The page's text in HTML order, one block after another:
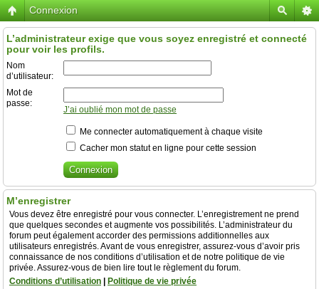
Connexion
L’administrateur exige que vous soyez enregistré et connecté
pour voir les profils.
Nom
d’utilisateur:
Mot de
passe:
J’ai oublié mon mot de passe
Me connecter automatiquement à chaque visite
Cacher mon statut en ligne pour cette session
M’enregistrer
Vous devez être enregistré pour vous connecter. L’enregistrement ne prend
que quelques secondes et augmente vos possibilités. L’administrateur du
forum peut également accorder des permissions additionnelles aux
utilisateurs enregistrés. Avant de vous enregistrer, assurez-vous d’avoir pris
connaissance de nos conditions d’utilisation et de notre politique de vie
privée. Assurez-vous de bien lire tout le règlement du forum.
Conditions d’utilisation
Politique de vie privée